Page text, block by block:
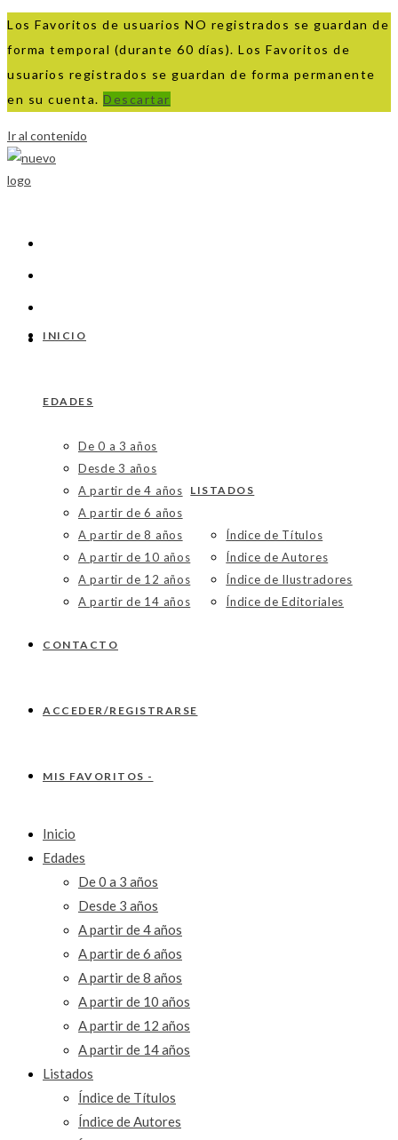
Los Favoritos de usuarios NO registrados se guardan de
forma temporal (durante 60 días). Los Favoritos de
usuarios registrados se guardan de forma permanente
en su cuenta. Descartar
Ir al contenido
INICIO
EDADES
De 0 a 3 años
Desde 3 años
A partir de 4 años
A partir de 6 años
A partir de 8 años
A partir de 10 años
A partir de 12 años
A partir de 14 años
LISTADOS
Índice de Títulos
Índice de Autores
Índice de Ilustradores
Índice de Editoriales
CONTACTO
ACCEDER/REGISTRARSE
MIS FAVORITOS -
Inicio
Edades
De 0 a 3 años
Desde 3 años
A partir de 4 años
A partir de 6 años
A partir de 8 años
A partir de 10 años
A partir de 12 años
A partir de 14 años
Listados
Índice de Títulos
Índice de Autores